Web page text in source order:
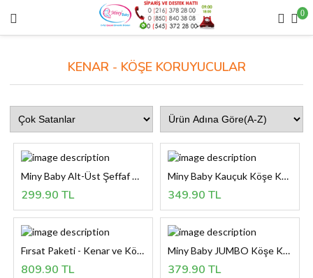
0
KENAR - KÖŞE KORUYUCULAR
Miny Baby Alt-Üst Şeffaf Köşe Koruyucu  8li
299.90 TL
Miny Baby Kauçuk Köşe Koruyucu / 4' lü - KAHVERENGİ
349.90 TL
Fırsat Paketi - Kenar ve Köşe Koruyucu birlikte
809.90 TL
Miny Baby JUMBO Köşe Koruyucu - GRİ
379.90 TL